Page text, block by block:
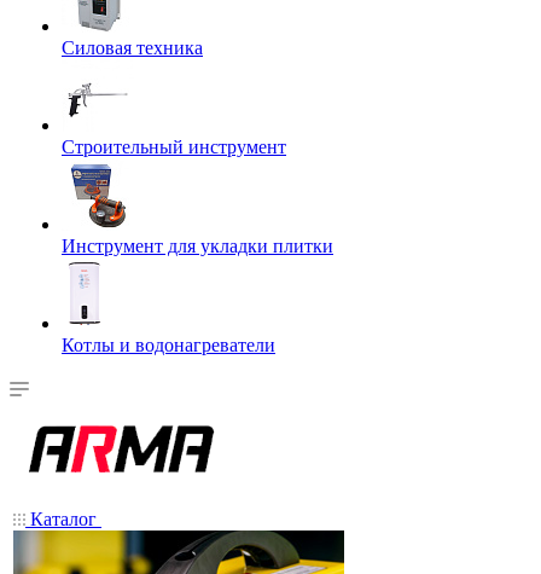
Силовая техника
Строительный инструмент
Инструмент для укладки плитки
Котлы и водонагреватели
Каталог